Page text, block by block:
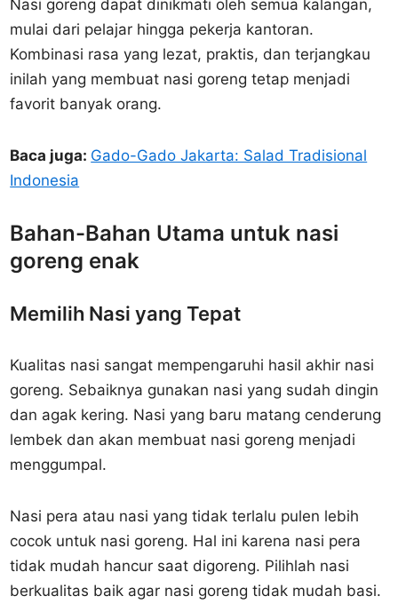
Nasi goreng dapat dinikmati oleh semua kalangan,
mulai dari pelajar hingga pekerja kantoran.
Kombinasi rasa yang lezat, praktis, dan terjangkau
inilah yang membuat nasi goreng tetap menjadi
favorit banyak orang.
Baca juga: Gado-Gado Jakarta: Salad Tradisional
Indonesia
Bahan-Bahan Utama untuk nasi
goreng enak
Memilih Nasi yang Tepat
Kualitas nasi sangat mempengaruhi hasil akhir nasi
goreng. Sebaiknya gunakan nasi yang sudah dingin
dan agak kering. Nasi yang baru matang cenderung
lembek dan akan membuat nasi goreng menjadi
menggumpal.
Nasi pera atau nasi yang tidak terlalu pulen lebih
cocok untuk nasi goreng. Hal ini karena nasi pera
tidak mudah hancur saat digoreng. Pilihlah nasi
berkualitas baik agar nasi goreng tidak mudah basi.